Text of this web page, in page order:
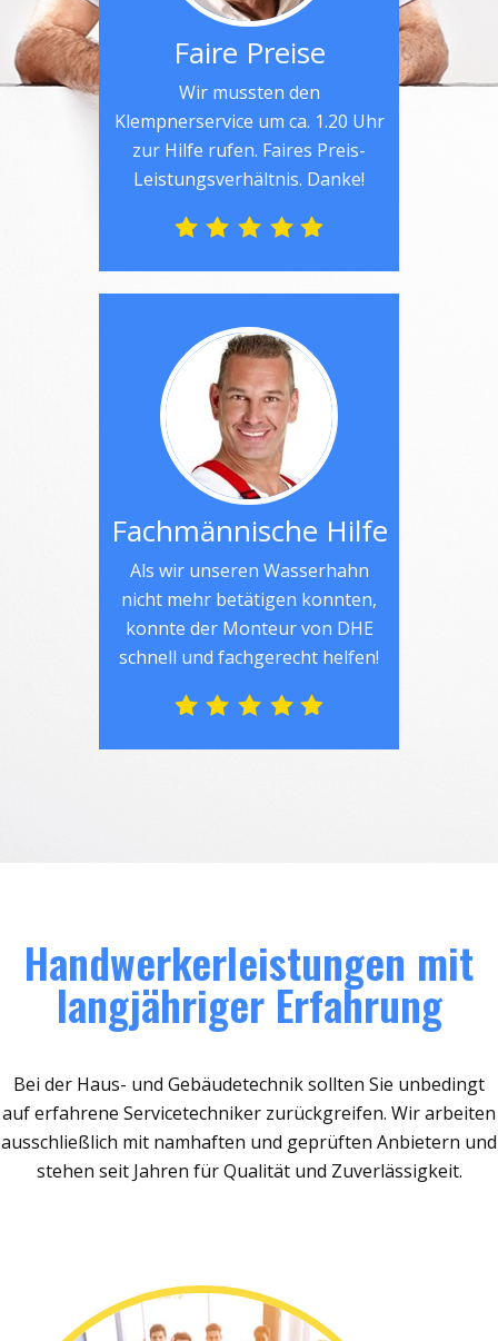
Faire Preise
Wir mussten den
Klempnerservice um ca. 1.20 Uhr
zur Hilfe rufen. Faires Preis-
Leistungsverhältnis. Danke!
Fachmännische Hilfe
Als wir unseren Wasserhahn
nicht mehr betätigen konnten,
konnte der Monteur von DHE
schnell und fachgerecht helfen!
Handwerkerleistungen mit
langjähriger Erfahrung
Bei der Haus- und Gebäudetechnik sollten Sie unbedingt
auf erfahrene Servicetechniker zurückgreifen. Wir arbeiten
ausschließlich mit namhaften und geprüften Anbietern und
stehen seit Jahren für Qualität und Zuverlässigkeit.